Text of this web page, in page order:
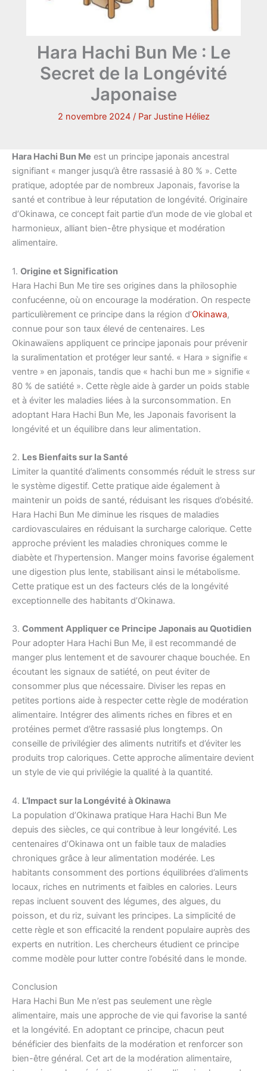
Hara Hachi Bun Me : Le
Secret de la Longévité
Japonaise
2 novembre 2024 / Par Justine Héliez
Hara Hachi Bun Me est un principe japonais ancestral
signifiant « manger jusqu’à être rassasié à 80 % ». Cette
pratique, adoptée par de nombreux Japonais, favorise la
santé et contribue à leur réputation de longévité. Originaire
d’Okinawa, ce concept fait partie d’un mode de vie global et
harmonieux, alliant bien-être physique et modération
alimentaire.
1. Origine et Signification
Hara Hachi Bun Me tire ses origines dans la philosophie
confucéenne, où on encourage la modération. On respecte
particulièrement ce principe dans la région d’Okinawa,
connue pour son taux élevé de centenaires. Les
Okinawaïens appliquent ce principe japonais pour prévenir
la suralimentation et protéger leur santé. « Hara » signifie «
ventre » en japonais, tandis que « hachi bun me » signifie «
80 % de satiété ». Cette règle aide à garder un poids stable
et à éviter les maladies liées à la surconsommation. En
adoptant Hara Hachi Bun Me, les Japonais favorisent la
longévité et un équilibre dans leur alimentation.
2. Les Bienfaits sur la Santé
Limiter la quantité d’aliments consommés réduit le stress sur
le système digestif. Cette pratique aide également à
maintenir un poids de santé, réduisant les risques d’obésité.
Hara Hachi Bun Me diminue les risques de maladies
cardiovasculaires en réduisant la surcharge calorique. Cette
approche prévient les maladies chroniques comme le
diabète et l’hypertension. Manger moins favorise également
une digestion plus lente, stabilisant ainsi le métabolisme.
Cette pratique est un des facteurs clés de la longévité
exceptionnelle des habitants d’Okinawa.
3. Comment Appliquer ce Principe Japonais au Quotidien
Pour adopter Hara Hachi Bun Me, il est recommandé de
manger plus lentement et de savourer chaque bouchée. En
écoutant les signaux de satiété, on peut éviter de
consommer plus que nécessaire. Diviser les repas en
petites portions aide à respecter cette règle de modération
alimentaire. Intégrer des aliments riches en fibres et en
protéines permet d’être rassasié plus longtemps. On
conseille de privilégier des aliments nutritifs et d’éviter les
produits trop caloriques. Cette approche alimentaire devient
un style de vie qui privilégie la qualité à la quantité.
4. L’Impact sur la Longévité à Okinawa
La population d’Okinawa pratique Hara Hachi Bun Me
depuis des siècles, ce qui contribue à leur longévité. Les
centenaires d’Okinawa ont un faible taux de maladies
chroniques grâce à leur alimentation modérée. Les
habitants consomment des portions équilibrées d’aliments
locaux, riches en nutriments et faibles en calories. Leurs
repas incluent souvent des légumes, des algues, du
poisson, et du riz, suivant les principes. La simplicité de
cette règle et son efficacité la rendent populaire auprès des
experts en nutrition. Les chercheurs étudient ce principe
comme modèle pour lutter contre l’obésité dans le monde.
Conclusion
Hara Hachi Bun Me n’est pas seulement une règle
alimentaire, mais une approche de vie qui favorise la santé
et la longévité. En adoptant ce principe, chacun peut
bénéficier des bienfaits de la modération et renforcer son
bien-être général. Cet art de la modération alimentaire,